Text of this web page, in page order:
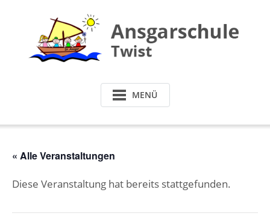
MENÜ
« Alle Veranstaltungen
Diese Veranstaltung hat bereits stattgefunden.